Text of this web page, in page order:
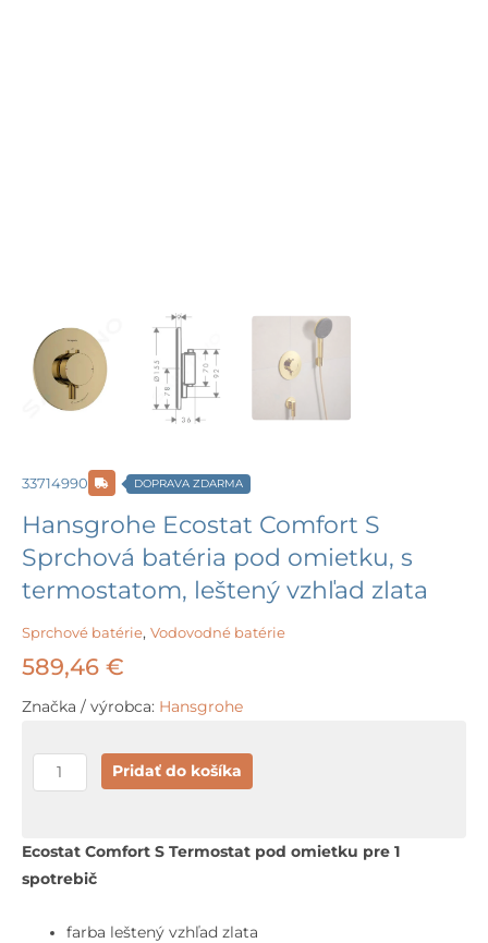
33714990 DOPRAVA ZDARMA
Hansgrohe Ecostat Comfort S
Sprchová batéria pod omietku, s
termostatom, leštený vzhľad zlata
Sprchové batérie, Vodovodné batérie
589,46 €
Značka / výrobca: Hansgrohe
množstvo
Hansgrohe
Comfort
S
batéria
Pridať do košíka
Ecostat Comfort S Termostat pod omietku pre 1
spotrebič
farba leštený vzhľad zlata